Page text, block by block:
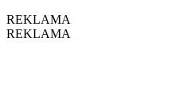
REKLAMA
REKLAMA